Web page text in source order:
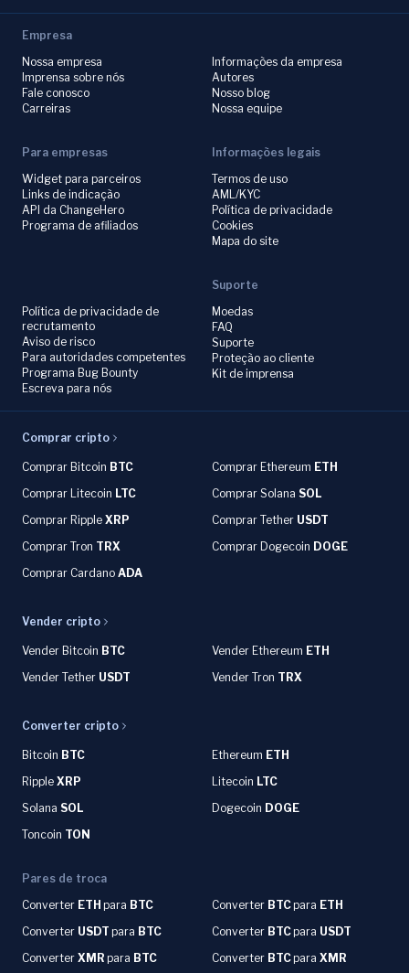
Empresa
Nossa empresa
Imprensa sobre nós
Fale conosco
Carreiras
Informações da empresa
Autores
Nosso blog
Nossa equipe
Para empresas
Widget para parceiros
Links de indicação
API da ChangeHero
Programa de afiliados
Informações legais
Termos de uso
AML/KYC
Política de privacidade
Cookies
Mapa do site
Política de privacidade de
recrutamento
Aviso de risco
Para autoridades competentes
Programa Bug Bounty
Escreva para nós
Suporte
Moedas
FAQ
Suporte
Proteção ao cliente
Kit de imprensa
Comprar cripto
Comprar Bitcoin BTC Comprar Ethereum ETH
Comprar Litecoin LTC Comprar Solana SOL
Comprar Ripple XRP Comprar Tether USDT
Comprar Tron TRX Comprar Dogecoin DOGE
Comprar Cardano ADA
Vender cripto
Vender Bitcoin BTC Vender Ethereum ETH
Vender Tether USDT Vender Tron TRX
Converter cripto
Bitcoin BTC Ethereum ETH
Ripple XRP Litecoin LTC
Solana SOL Dogecoin DOGE
Toncoin TON
Pares de troca
Converter ETH para BTC Converter BTCpara ETH
Converter USDT para BTC Converter BTCpara USDT
Converter XMR para BTC Converter BTCpara XMR